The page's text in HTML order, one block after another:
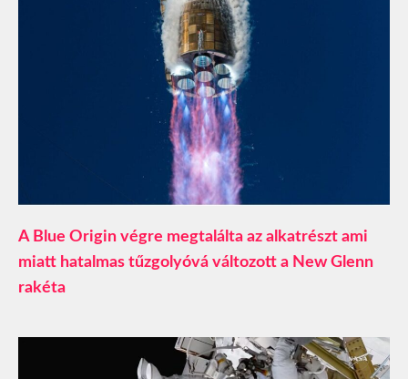
A Blue Origin végre megtalálta az alkatrészt ami
miatt hatalmas tűzgolyóvá változott a New Glenn
rakéta